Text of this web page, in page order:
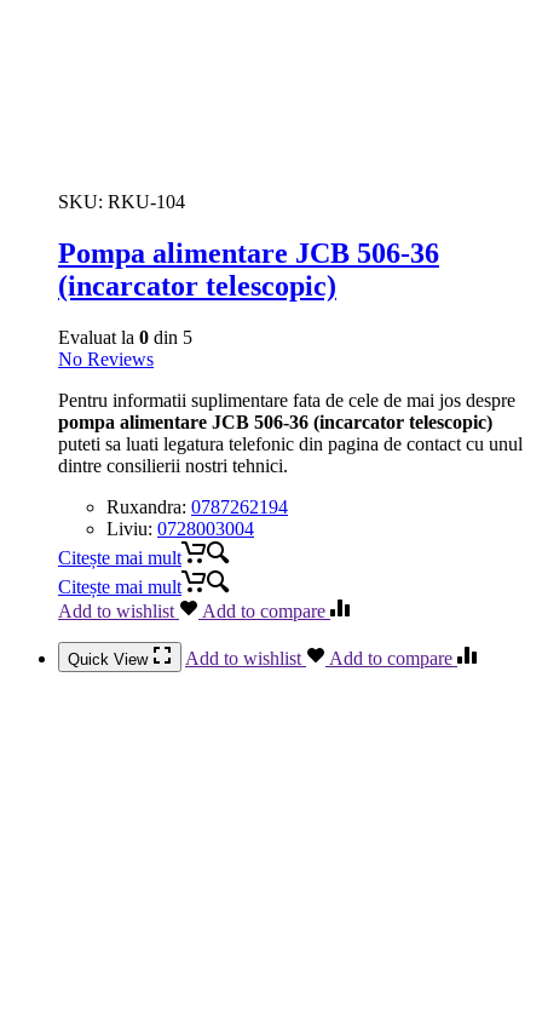
SKU: RKU-104
Pompa alimentare JCB 506-36
(incarcator telescopic)
Evaluat la 0 din 5
No Reviews
Pentru informatii suplimentare fata de cele de mai jos despre
pompa alimentare JCB 506-36 (incarcator telescopic)
puteti sa luati legatura telefonic din pagina de contact cu unul
dintre consilierii nostri tehnici.
Ruxandra: 0787262194
Liviu: 0728003004
Citește mai mult
Citește mai mult
Add to wishlist
Add to compare
Quick View Add to wishlist Add to compare